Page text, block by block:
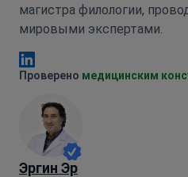
магистра филологии,
мировыми экспертами.
Анна Леонова Linkedin
Проверено медицинским
Эргин Эр